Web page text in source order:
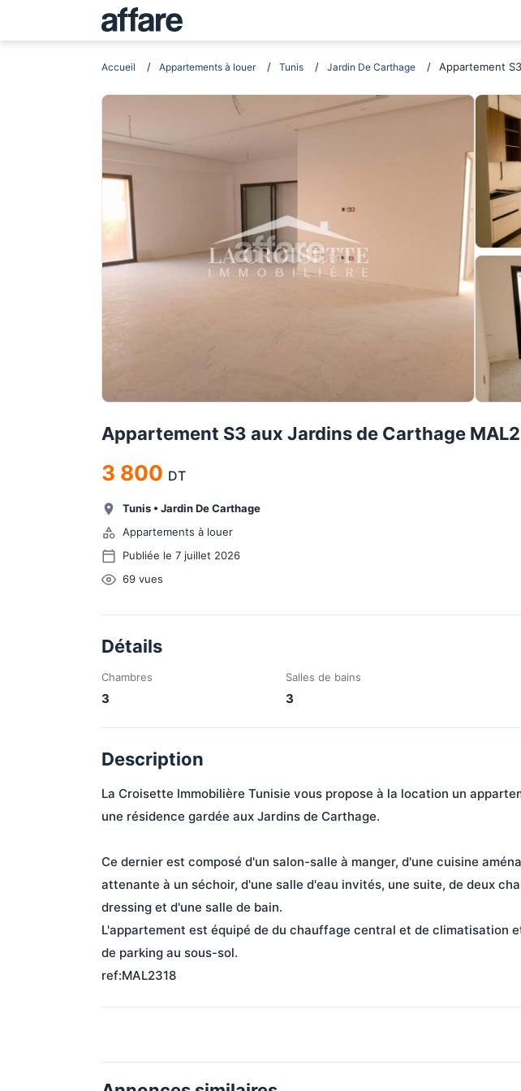
Accueil Appartements à louer Tunis Jardin De Carthage Appartement
Appartement S3 aux Jardins de Carthage
3 800 DT
Tunis• Jardin De Carthage
Appartements à louer
Publiée le 7 juillet 2026
69vues
Détails
Chambres
3
Salles de bains
3
Description
La Croisette Immobilière Tunisie vous propose à la location un
une résidence gardée aux Jardins de Carthage.
Ce dernier est composé d'un salon-salle à manger, d'une cuisine
attenante à un séchoir, d'une salle d'eau invités, une suite, de deux
dressing et d'une salle de bain.
L'appartement est équipé de du chauffage central et de climatisation
de parking au sous-sol.
ref:MAL2318